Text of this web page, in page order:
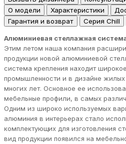
О модели
Характеристики
Гарантия и возврат
Серия Chill
Алюминиевая стеллажная
Этим летом наша компания
продукции новой алюминиевой
система крепления находит
промышленности и в дизайне
многих лет. Основное ее
мебельные профили, в самых
Одним из широко используемых
алюминия в интерьерах стало
комплектующих для изготовления
вид продукции появился на